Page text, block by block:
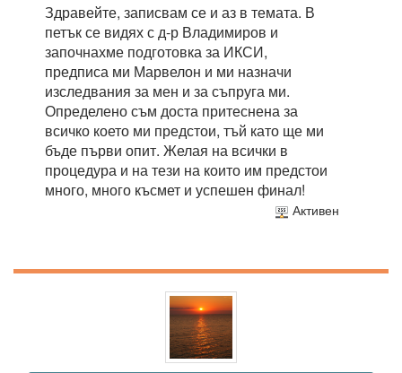
Здравейте, записвам се и аз в темата. В
петък се видях с д-р Владимиров и
започнахме подготовка за ИКСИ,
предписа ми Марвелон и ми назначи
изследвания за мен и за съпруга ми.
Определено съм доста притеснена за
всичко което ми предстои, тъй като ще ми
бъде първи опит. Желая на всички в
процедура и на тези на които им предстои
много, много късмет и успешен финал!
Активен